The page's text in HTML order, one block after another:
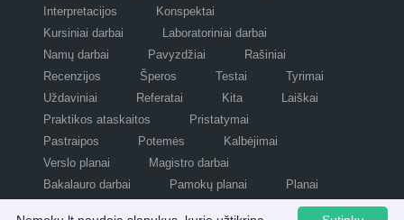
Interpretacijos
Konspektai
Kursiniai darbai
Laboratoriniai darbai
Namų darbai
Pavyzdžiai
Rašiniai
Recenzijos
Šperos Testai
Tyrimai
Uždaviniai
Referatai Kita
Laiškai
Praktikos ataskaitos
Pristatymai
Pastraipos
Potemės
Kalbėjimai
Verslo planai
Magistro darbai
Bakalauro darbai
Pamokų planai
Planai